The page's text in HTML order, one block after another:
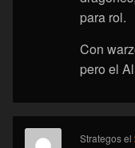
para rol.
Con
pero el
Strategosel